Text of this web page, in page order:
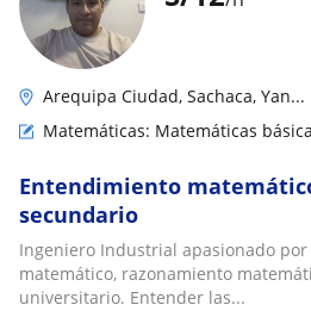
Arequipa Ciudad, Sachaca, Yan...
Matemáticas: Matemáticas
Entendimiento
secundario
Ingeniero Industrial apasionado
matemático, razonamiento
universitario. Entender las...